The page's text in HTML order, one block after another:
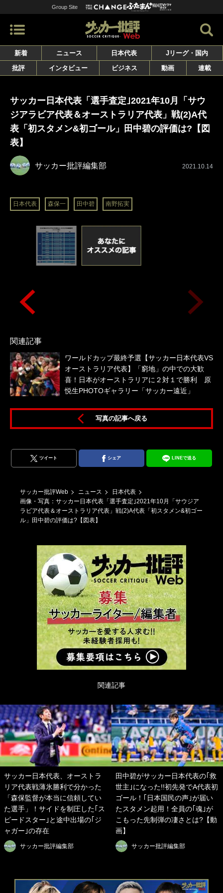
Group Site
新着 ニュース 日本代表
Jリーグ・国内
批評
インタビュー ビジネス 動画 連載
サッカー日本代表「選手査定｣2021年10月「サウ
ジアラビア代表＆オーストラリア代表」戦(2)A代
表「初スタメン&初ゴール」田中碧の評価は?【図
表】
サッカー批評編集部 2021.10.14
日本代表 森保一 田中碧 南野拓実
関連記事
ワールドカップ最終予選【サッカー日本代表VS
オーストラリア代表】「窮地」の中での大歓
喜！日本がオーストラリアに２対１で勝利 原
悦生PHOTOギャラリー「サッカー遠近」
写真の記事へ戻る
ツイート シェア LINEで送る
サッカー批評Web ニュース
日本代表
画像・写真：サッカー日本代表「選手査定｣2021年10月「サウジア
ラビア代表＆オーストラリア代表」戦(2)A代表「初スタメン&初ゴー
ル」田中碧の評価は?【図表】
関連記事
サッカー日本代表、オーストラ
リア代表戦薄氷勝利で分かった
「森保監督が本当に信頼してい
た選手」！サイドを制圧した｢ス
ピードスター｣と途中出場の｢ジ
ャガー｣の存在
サッカー批評編集部
田中碧がサッカー日本代表の｢救
世主｣になった!!初先発でA代表初
ゴール！｢日本国民の声｣が届い
たスタメン起用！全員の｢魂｣が
こもった先制弾の凄さとは?【動
画】
サッカー批評編集部